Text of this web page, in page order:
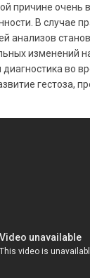
причине очень
В случае
анализов
изменений
диагностика во
гестоза,